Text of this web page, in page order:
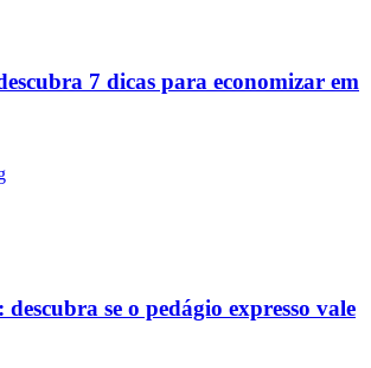
7 dicas para economizar em
se o pedágio expresso vale